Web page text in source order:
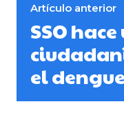
Artículo anterior
SSO
el